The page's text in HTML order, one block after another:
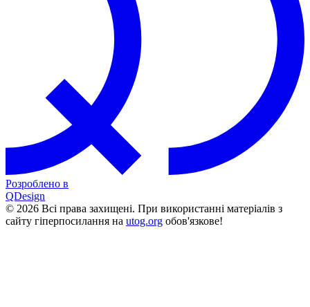
Розроблено в
QDesign
© 2026 Всі права захищені. При використанні матеріалів з
сайту гіперпосилання на utog.org обов'язкове!